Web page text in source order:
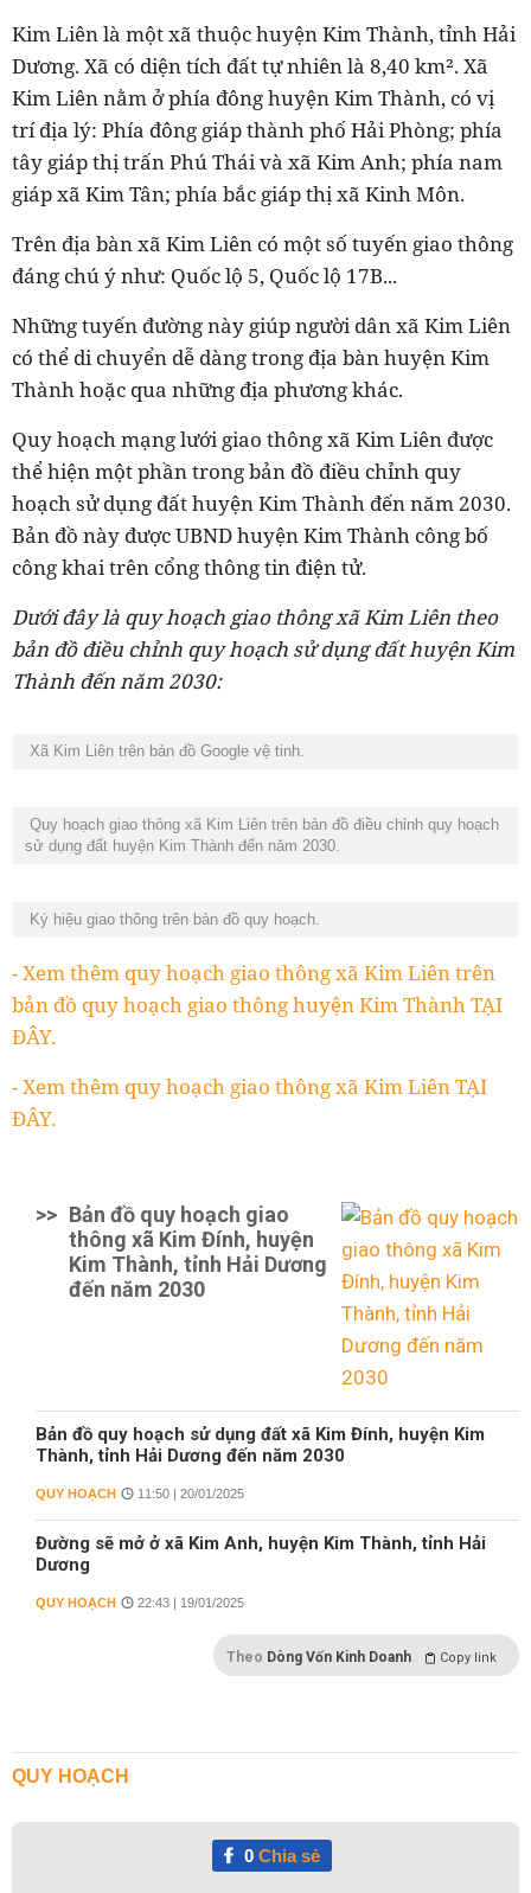
Kim Liên là một xã thuộc huyện Kim Thành, tỉnh Hải
Dương. Xã có diện tích đất tự nhiên là 8,40 km². Xã
Kim Liên nằm ở phía đông huyện Kim Thành, có vị
trí địa lý: Phía đông giáp thành phố Hải Phòng; phía
tây giáp thị trấn Phú Thái và xã Kim Anh; phía nam
giáp xã Kim Tân; phía bắc giáp thị xã Kinh Môn.
Trên địa bàn xã Kim Liên có một số tuyến giao thông
đáng chú ý như: Quốc lộ 5, Quốc lộ 17B...
Những tuyến đường này giúp người dân xã Kim Liên
có thể di chuyển dễ dàng trong địa bàn huyện Kim
Thành hoặc qua những địa phương khác.
Quy hoạch mạng lưới giao thông xã Kim Liên được
thể hiện một phần trong bản đồ điều chỉnh quy
hoạch sử dụng đất huyện Kim Thành đến năm 2030.
Bản đồ này được UBND huyện Kim Thành công bố
công khai trên cổng thông tin điện tử.
Dưới đây là quy hoạch giao thông xã Kim Liên theo
bản đồ điều chỉnh quy hoạch sử dụng đất huyện Kim
Thành đến năm 2030:
Xã Kim Liên trên bản đồ Google vệ tinh.
Quy hoạch giao thông xã Kim Liên trên bản đồ điều chỉnh quy hoạch
sử dụng đất huyện Kim Thành đến năm 2030.
Ký hiệu giao thông trên bản đồ quy hoạch.
- Xem thêm quy hoạch giao thông xã Kim Liên trên
bản đồ quy hoạch giao thông huyện Kim Thành TẠI
ĐÂY.
- Xem thêm quy hoạch giao thông xã Kim Liên TẠI
ĐÂY.
>> Bản đồ quy hoạch giao
thông xã Kim Đính, huyện
Kim Thành, tỉnh Hải Dương
đến năm 2030
Bản đồ quy hoạch sử dụng đất xã Kim Đính, huyện Kim
Thành, tỉnh Hải Dương đến năm 2030
QUY HOẠCH 11:50 | 20/01/2025
Đường sẽ mở ở xã Kim Anh, huyện Kim Thành, tỉnh Hải
Dương
QUY HOẠCH 22:43 | 19/01/2025
Theo Dòng Vốn Kinh Doanh Copy link
QUY HOẠCH
0Chia sẻ